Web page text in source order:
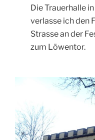
Die Trauerhalle
verlasse ich den
Strasse an der
zum Löwentor.